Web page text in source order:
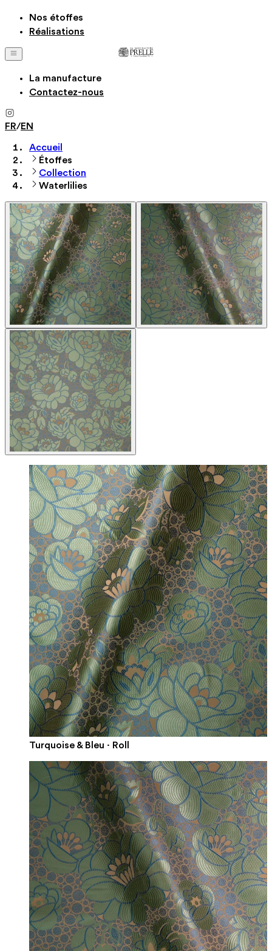
Nos étoffes
Réalisations
La manufacture
Contactez-nous
FR/EN
Accueil
Étoffes
Collection
Waterlilies
Turquoise & Bleu · Roll